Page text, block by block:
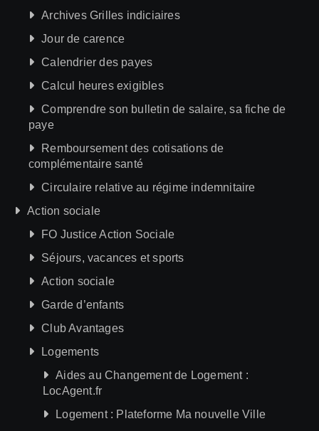
Archives Grilles indiciaires
Jour de carence
Calendrier des payes
Calcul heures exigibles
Comprendre son bulletin de salaire, sa fiche de
paye
Remboursement des cotisations de
complémentaire santé
Circulaire relative au régime indemnitaire
Action sociale
FO Justice Action Sociale
Séjours, vacances et sports
Action sociale
Garde d’enfants
Club Avantages
Logements
Aides au Changement de Logement :
LocAgent.fr
Logement : Plateforme Ma nouvelle Ville